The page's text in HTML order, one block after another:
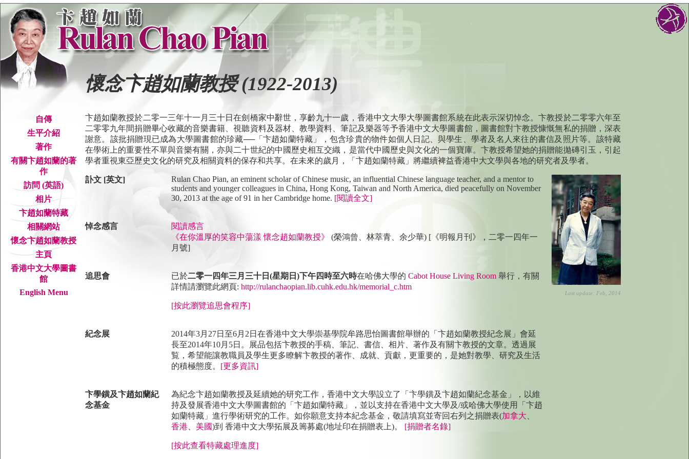
自傳
生平介紹
著作
有關卞趙如蘭的著
作
訪問 (英語)
相片
卞趙如蘭特藏
相關網站
懷念卞趙如蘭教授
主頁
香港中文大學圖書
館
English Menu
懷念卞趙如蘭教授 (1922-2013)
卞趙如蘭教授於二零一三年十一月三十日在劍橋家中辭世，享齡九十一歲，香港中文大學大學圖書館系統在此表示深切悼念。卞教授於二零零六年至
二零零九年間捐贈畢心收藏的音樂書籍、視聽資料及器材、教學資料、筆記及樂器等予香港中文大學圖書館，圖書館對卞教授慷慨無私的捐贈，深表
謝意。該批捐贈現已成為大學圖書館的珍藏──「卞趙如蘭特藏」，包含珍貴的物件如個人日記、與學生、學者及名人來往的書信及照片等。該特藏
在學術上的重要性不單與音樂有關，亦與二十世紀的中國歷史相互交織，是當代中國歷史與文化的一個寶庫。卞教授希望她的捐贈能拋磚引玉，引起
學者重視東亞歷史文化的研究及相關資料的保存和共享。在未來的歲月，「卞趙如蘭特藏」將繼續裨益香港中大文學與各地的研究者及學者。
訃文 [英文]
Rulan Chao Pian, an eminent scholar of Chinese music, an influential Chinese language teacher, and a mentor to
students and younger colleagues in China, Hong Kong, Taiwan and North America, died peacefully on November
30, 2013 at the age of 91 in her Cambridge home. [閱讀全文]
Last update: Feb, 2014
悼念感言
閱讀感言
《在你溫厚的笑容中蕩漾 懷念趙如蘭教授》
(榮鴻曾、林萃青、余少華) [《明報月刊》，二零一四年一
月號]
追思會 已於二零一四年三月三十日(星期日)下午四時至六時在哈佛大學的 Cabot House Living Room 舉行，有關
詳情請瀏覽此網頁: http://rulanchaopian.lib.cuhk.edu.hk/memorial_c.htm
[按此瀏覽追思會程序]
紀念展
2014年3月27日至6月2日在香港中文大學崇基學院牟路思怡圖書館舉辦的「卞趙如蘭教授紀念展」會延
長至2014年10月5日。展品包括卞教授的手稿、筆記、書信、相片、著作及有關卞教授的文章。透過展
覧，希望能讓教職員及學生更多瞭解卞教授的著作、成就、貢獻，更重要的，是她對教學、研究及生活
的積極態度。 [更多資訊]
卞學鐄及卞趙如蘭紀
念基金
為紀念卞趙如蘭教授及延續她的研究工作，香港中文大學設立了「卞學鐄及卞趙如蘭紀念基金」，以維
持及發展香港中文大學圖書館的「卞趙如蘭特藏」，並以支持在香港中文大學及/或哈佛大學使用「卞趙
如蘭特藏」進行學術研究的工作。如你願意支持本紀念基金，敬請填寫並寄回右列之捐贈表(加拿大
香港
美國)到 香港中文大學拓展及籌募處(地址印在捐贈表上)。 [捐贈者名錄]
[按此查看特藏處理進度]